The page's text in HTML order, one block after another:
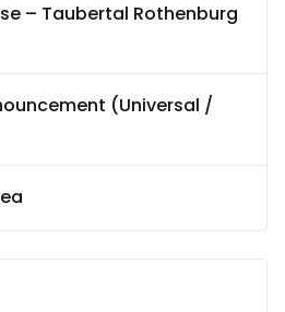
– Taubertal Rothenburg
(Universal /